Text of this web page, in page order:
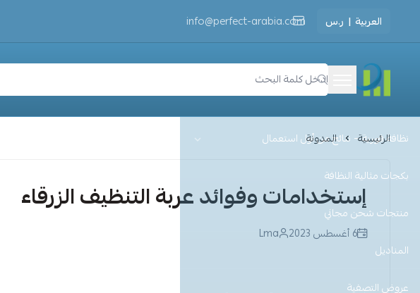
العربية | ر.س info@perfect-arabia.com
مثالية النظافة
نظافة فورية – نتائج من أول استعمال
بكجات مثالية النظافة
منتجات شحن مجاني
المناديل
عروض التصفية
الرئيسية المدونة
إستخدامات وفوائد عربة التنظيف الزرقاء
6 أغسطس 2023 Lma